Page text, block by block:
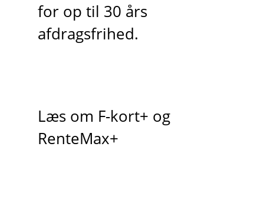
for op til 30 års
afdragsfrihed.
Læs om F-kort+ og
RenteMax+